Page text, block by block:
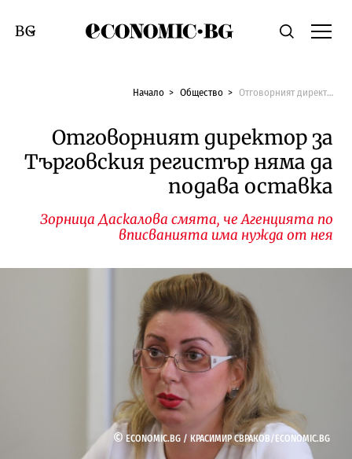
Economic.bgТърсене
Смяна на език
Начало Общество Отговорният директор за Търговския регистър няма да подава оставка
Отговорният директор за
Търговския регистър няма да
подава оставка
Зорница Даскалова смята, че Агенцията по
вписванията има нужда от нея
© ECONOMIC.BG / КРАСИМИР СВРАКОВ/ECONOMIC.BG